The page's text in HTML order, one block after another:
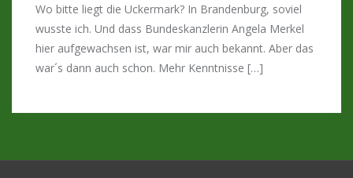
Wo bitte liegt die Uckermark? In Brandenburg, soviel
wusste ich. Und dass Bundeskanzlerin Angela Merkel
hier aufgewachsen ist, war mir auch bekannt. Aber das
war´s dann auch schon. Mehr Kenntnisse […]